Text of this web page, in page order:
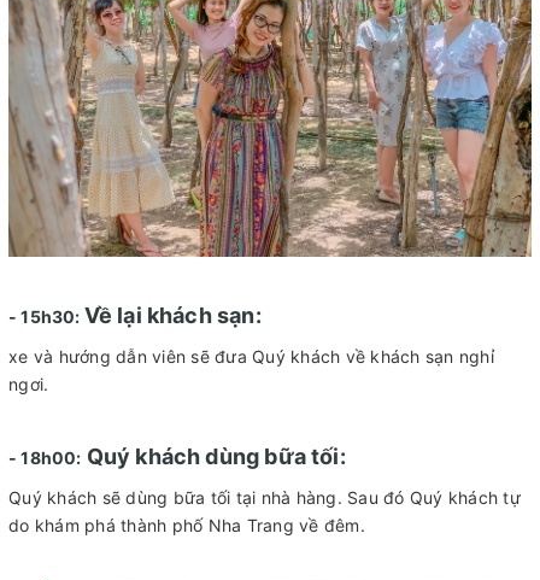
- 15h30: Về lại khách sạn:
xe và hướng dẫn viên sẽ đưa Quý khách về khách sạn nghỉ
ngơi.
- 18h00: Quý khách dùng bữa tối:
Quý khách sẽ dùng bữa tối tại nhà hàng. Sau đó Quý khách tự
do khám phá thành phố Nha Trang về đêm.